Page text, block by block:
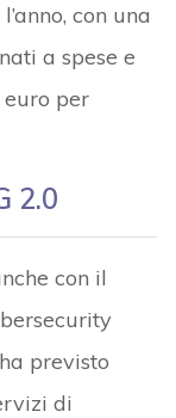
con una
a spese e
per
2.0
con il
previsto
di